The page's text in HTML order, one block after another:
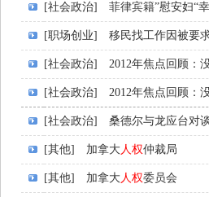
[社会政治] 菲律宾籍”慰安妇“
[职场创业] 移民找工作因被要
[社会政治] 2012年焦点回顾：
[社会政治] 2012年焦点回顾：
[社会政治] 桑德尔与龙应台对
[其他] 加拿大人权仲裁局
[其他] 加拿大人权委员会